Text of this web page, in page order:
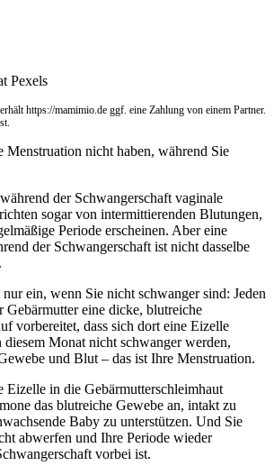
Pexels
https://mamimio.de ggf. eine Zahlung von einem Partner.
Menstruation nicht haben, während Sie
der Schwangerschaft vaginale
sogar von intermittierenden Blutungen,
Periode erscheinen. Aber eine
der Schwangerschaft ist nicht dasselbe
ein, wenn Sie nicht schwanger sind: Jeden
Gebärmutter eine dicke, blutreiche
vorbereitet, dass sich dort eine Eizelle
diesem Monat nicht schwanger werden,
und Blut – das ist Ihre Menstruation.
Eizelle in die Gebärmutterschleimhaut
das blutreiche Gewebe an, intakt zu
Baby zu unterstützen. Und Sie
abwerfen und Ihre Periode wieder
vorbei ist.